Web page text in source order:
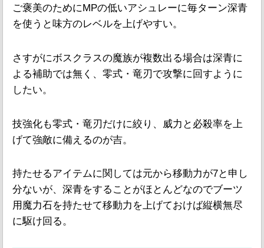
ご褒美のためにMPの低いアシュレーに毎ターン深青
を使うと味方のレベルを上げやすい。
さすがにボスクラスの魔族が複数出る場合は深青に
よる補助では無く、零式・竜刃で攻撃に回すように
したい。
技強化も零式・竜刃だけに絞り、威力と必殺率を上
げて強敵に備えるのが吉。
持たせるアイテムに関しては元から移動力が7と申し
分ないが、深青をすることがほとんどなのでブーツ
用魔力石を持たせて移動力を上げておけば縦横無尽
に駆け回る。